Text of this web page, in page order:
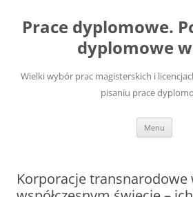
treści
Prace dyplomowe.
dyplomowe
Wielki wybór prac magisterskich i
pisaniu prace
Menu
Korporacje transnarodowe